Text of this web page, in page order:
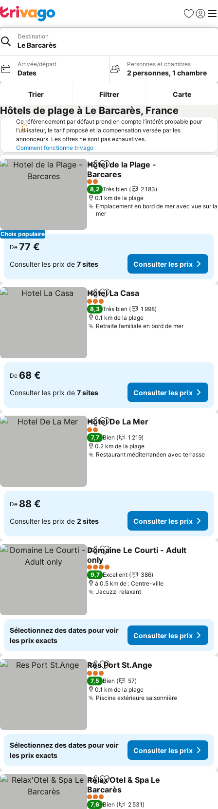
Favoris
Se
Destination
Le Barcarès
Arrivée/départ
Dates
Personnes et chambres
2 personnes, 1 chambre
Trier Filtrer Carte
Hôtels de plage à Le Barcarès, France
Ce référencement par défaut prend en compte l’intérêt probable pour
l’utilisateur, le tarif proposé et la compensation versée par les
annonceurs. Les offres ne sont pas exhaustives.
Comment fonctionne trivago
Choix populaire
PartagerAjouter à mes favoris
Hotel de la Plage -
Barcares
Consulter les prix
2 Étoiles
8,2 Très bien
2 183
0.1 km de la plage
Emplacement en bord de mer avec vue sur la
mer
De 77 €
Consulter les prix de 7 sites Consulter les prix
PartagerAjouter à mes favoris
Hotel La Casa
3 Étoiles
8,3 Très bien
1 998
0.1 km de la plage
Retraite familiale en bord de mer
De 68 €
Consulter les prix de 7 sites Consulter les prix
PartagerAjouter à mes favoris
Hotel De La Mer
2 Étoiles
7,7 Bien
1 219
0.2 km de la plage
Restaurant méditerranéen avec terrasse
De 88 €
Consulter les prix de 2 sites Consulter les prix
PartagerAjouter à mes favoris
Domaine Le Courti - Adult
only
Consulter les prix
4 Étoiles
9,7 Excellent
386
à 0.5 km de : Centre-ville
Jacuzzi relaxantConsulter les prix
Sélectionnez des dates pour voir
les prix exacts
Consulter les prix
PartagerAjouter à mes favoris
Res Port St.Ange
3 Étoiles
7,5 Bien
57
0.1 km de la plage
Piscine extérieure saisonnièreConsulter
Sélectionnez des dates pour voir
les prix exacts
Consulter les prix
PartagerAjouter à mes favoris
Relax'Otel & Spa Le
Barcarès
Consulter les prix
3 Étoiles
7,6 Bien
2 531